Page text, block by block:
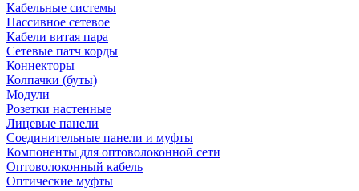
Кабельные системы
Пассивное сетевое
Кабели витая пара
Сетевые патч корды
Коннекторы
Колпачки (буты)
Модули
Розетки настенные
Лицевые панели
Соединительные панели и муфты
Компоненты для оптоволоконной сети
Оптоволоконный кабель
Оптические муфты